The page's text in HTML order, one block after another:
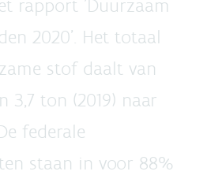
rapport 'Duurzaam
2020'. Het totaal
stof daalt van
3,7 ton (2019) naar
federale
staan in voor 88%